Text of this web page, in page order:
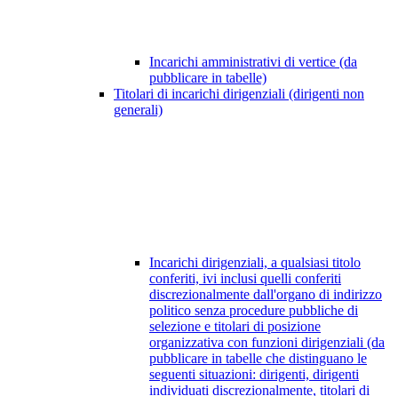
Incarichi amministrativi di vertice (da
pubblicare in tabelle)
Titolari di incarichi dirigenziali (dirigenti non
generali)
Incarichi dirigenziali, a qualsiasi titolo
conferiti, ivi inclusi quelli conferiti
discrezionalmente dall'organo di indirizzo
politico senza procedure pubbliche di
selezione e titolari di posizione
organizzativa con funzioni dirigenziali (da
pubblicare in tabelle che distinguano le
seguenti situazioni: dirigenti, dirigenti
individuati discrezionalmente, titolari di